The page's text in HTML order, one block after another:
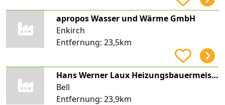
apropos Wasser und Wärme GmbH
Enkirch
Entfernung: 23,5km
Hans Werner Laux Heizungsbauermeister und Gas- und Wasserinstallateurmeister
Bell
Entfernung: 23,9km